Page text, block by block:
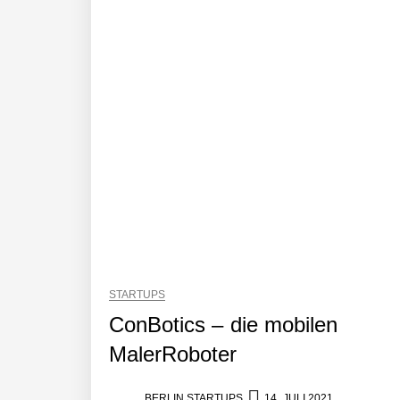
STARTUPS
ConBotics – die mobilen
MalerRoboterMonsterShack: Lasst uns Kinder